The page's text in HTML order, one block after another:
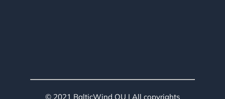
© 2021 BalticWind OU | All copyrights